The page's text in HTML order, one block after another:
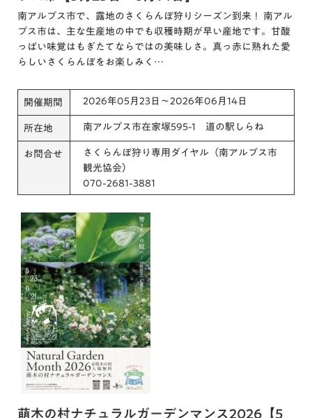
南アルプス市で、露地のさくらんぼ狩りシーズン到来！ 南アル
プス市は、主な生産地の中でも収穫時期が早い産地です。甘酸
っぱい味覚はもぎたてならではの美味しさ。真っ赤に熟れた愛
らしいさくらんぼをお楽しみく…
開催期間 2026年05月23日～2026年06月14日
所在地 南アルプス市在家塚595-1 道の駅しらね
お問合せ
さくらんぼ狩り専用ダイヤル（南アルプス市
観光協会）
070-2681-3881
萌木の村ナチュラルガーデンマンス2026【5